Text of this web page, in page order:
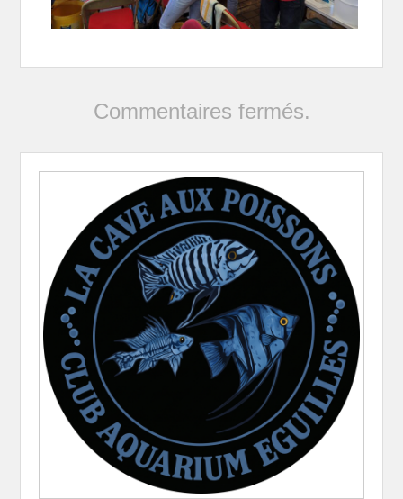
Commentaires fermés.